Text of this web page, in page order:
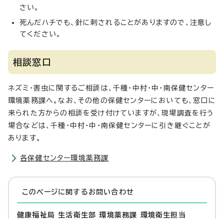
さい。
死んだハチでも、針に刺されることがありますので、注意し
てください。
相談窓口
ネズミ・害虫に関するご相談は、千種・中村・中・南保健センター
環境薬務課へ。なお、その他の保健センターにおいても、窓口に
来られた方からの相談を受け付けていますが、現場調査を行う
場合などは、千種・中村・中・南保健センターに引き継ぐことが
あります。
各保健センター環境薬務課
このページに関する お問い合わせ
健康福祉局 生活衛生部 環境薬務課 環境衛生担当